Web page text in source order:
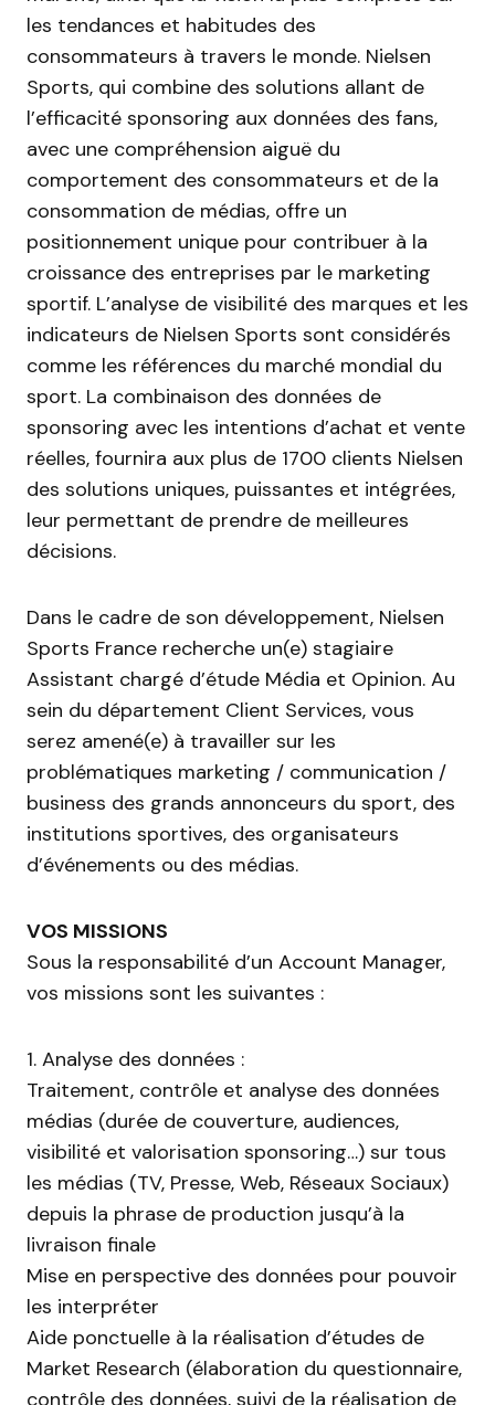
les tendances et habitudes des
consommateurs à travers le monde. Nielsen
Sports, qui combine des solutions allant de
l’efficacité sponsoring aux données des fans,
avec une compréhension aiguë du
comportement des consommateurs et de la
consommation de médias, offre un
positionnement unique pour contribuer à la
croissance des entreprises par le marketing
sportif. L’analyse de visibilité des marques et les
indicateurs de Nielsen Sports sont considérés
comme les références du marché mondial du
sport. La combinaison des données de
sponsoring avec les intentions d’achat et vente
réelles, fournira aux plus de 1700 clients Nielsen
des solutions uniques, puissantes et intégrées,
leur permettant de prendre de meilleures
décisions.
Dans le cadre de son développement, Nielsen
Sports France recherche un(e) stagiaire
Assistant chargé d’étude Média et Opinion. Au
sein du département Client Services, vous
serez amené(e) à travailler sur les
problématiques marketing / communication /
business des grands annonceurs du sport, des
institutions sportives, des organisateurs
d’événements ou des médias.
VOS MISSIONS
Sous la responsabilité d’un Account Manager,
vos missions sont les suivantes :
1. Analyse des données :
Traitement, contrôle et analyse des données
médias (durée de couverture, audiences,
visibilité et valorisation sponsoring…) sur tous
les médias (TV, Presse, Web, Réseaux Sociaux)
depuis la phrase de production jusqu’à la
livraison finale
Mise en perspective des données pour pouvoir
les interpréter
Aide ponctuelle à la réalisation d’études de
Market Research (élaboration du questionnaire,
contrôle des données, suivi de la réalisation de